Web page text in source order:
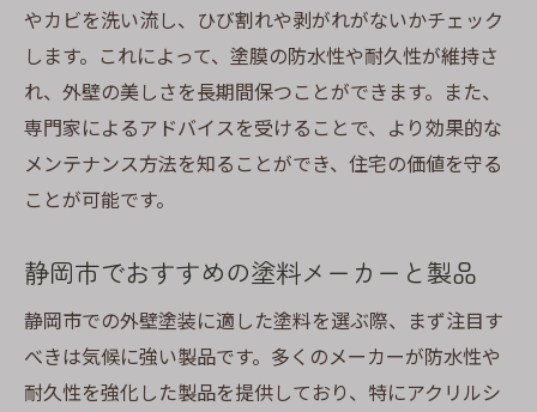
やカビを洗い流し、ひび割れや剥がれがないかチェック
します。これによって、塗膜の防水性や耐久性が維持さ
れ、外壁の美しさを長期間保つことができます。また、
専門家によるアドバイスを受けることで、より効果的な
メンテナンス方法を知ることができ、住宅の価値を守る
ことが可能です。
静岡市でおすすめの塗料メーカーと製品
静岡市での外壁塗装に適した塗料を選ぶ際、まず注目す
べきは気候に強い製品です。多くのメーカーが防水性や
耐久性を強化した製品を提供しており、特にアクリルシ